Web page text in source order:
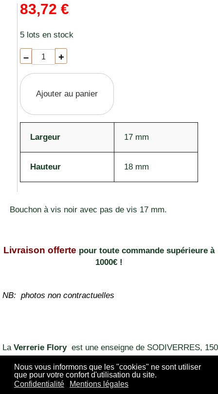
Nous vous informons que les "cookies" ne sont utiliser
que pour votre confort d'utilisation du site.
Confidentialité
Mentions légales
83,72 €
5 lots en stock
– +
Ajouter au panier
Largeur 17 mm
Hauteur 18 mm
Bouchon à vis noir avec pas de vis 17 mm.
Livraison offerte pour toute commande supérieure à
1000€ !
NB: photos non contractuelles
La Verrerie Floryest une enseigne de SODIVERRES, 150
04 90 60 64 28